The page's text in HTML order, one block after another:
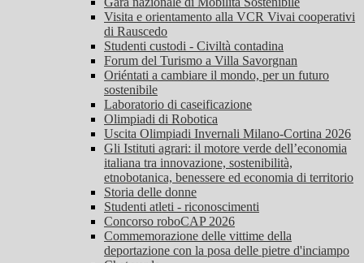
Visita e orientamento alla VCR Vivai cooperativi
di Rauscedo
Studenti custodi - Civiltà contadina
Forum del Turismo a Villa Savorgnan
Oriéntati a cambiare il mondo, per un futuro
sostenibile
Laboratorio di caseificazione
Olimpiadi di Robotica
Uscita Olimpiadi Invernali Milano-Cortina 2026
Gli Istituti agrari: il motore verde dell’economia
italiana tra innovazione, sostenibilità,
etnobotanica, benessere ed economia di territorio
Storia delle donne
Studenti atleti - riconoscimenti
Concorso roboCAP 2026
Commemorazione delle vittime della
deportazione con la posa delle pietre d'inciampo